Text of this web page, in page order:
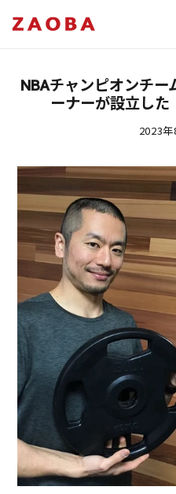
NBAチャンピオンチー
ーナーが設立した
2023